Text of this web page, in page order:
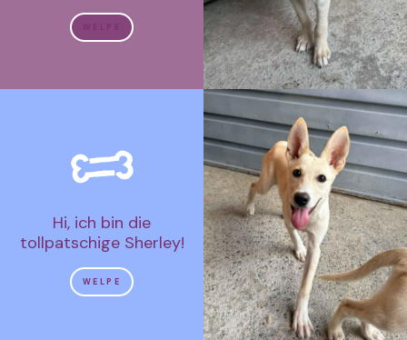
Hi, ich bin die
tollpatschige Sherley!
WELPE